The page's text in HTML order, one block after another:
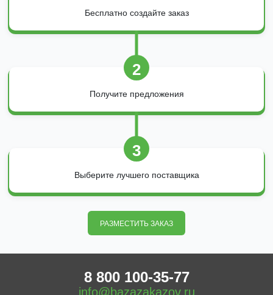
Бесплатно создайте заказ
2
Получите предложения
3
Выберите лучшего поставщика
РАЗМЕСТИТЬ ЗАКАЗ
8 800 100-35-77
info@bazazakazov.ru